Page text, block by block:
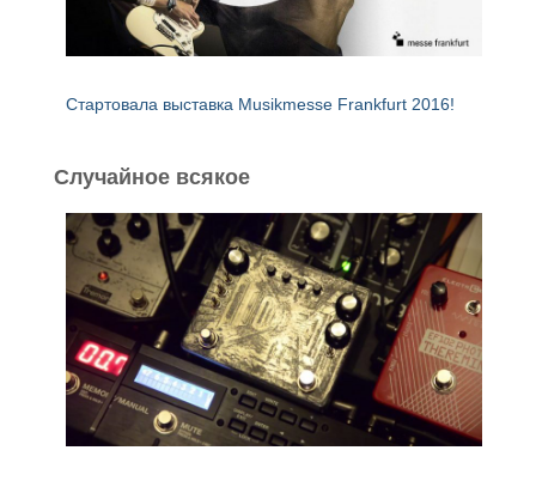
Стартовала выставка Musikmesse Frankfurt 2016!
Случайное всякое